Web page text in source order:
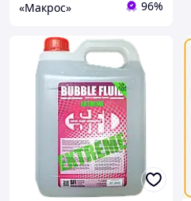
«Макрос» 96%